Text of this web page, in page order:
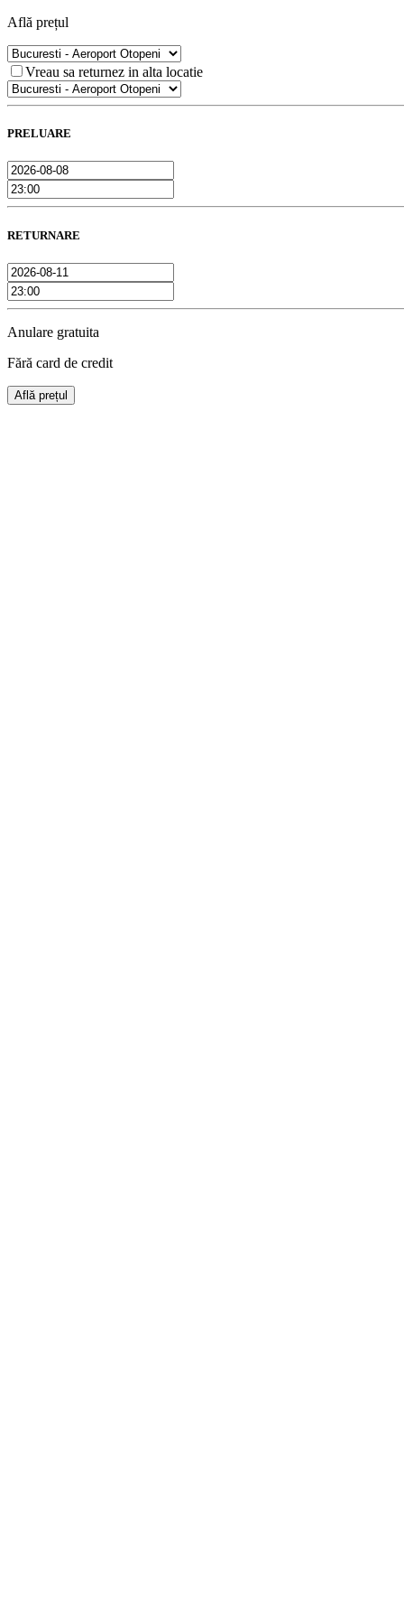
Află prețul
Vreau sa returnez in alta locatie
PRELUARE
RETURNARE
Anulare gratuita
Fără card de credit